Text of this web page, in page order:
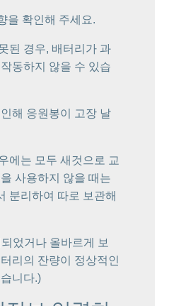
을 확인해 주세요.
된 경우, 배터리가 과
동하지 않을 수 있습
해 응원봉이 고장 날
에는 모두 새것으로 교
사용하지 않을 때는
분리하여 따로 보관해
었거나 올바르게 보
리의 잔량이 정상적인
니다.)